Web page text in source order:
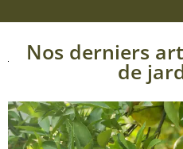
Nos derniers
de